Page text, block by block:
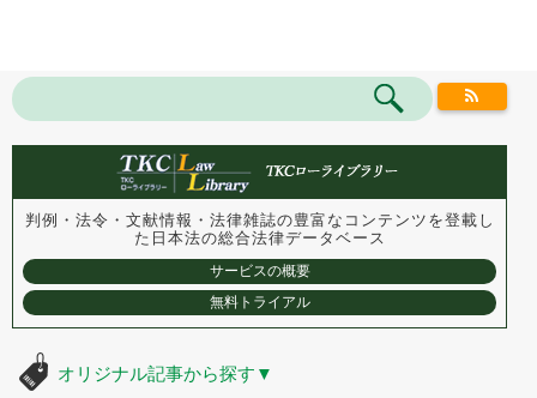
判例・法令・文献情報・法律雑誌の豊富なコンテンツを登載し
た 日本法の総合法律データベース
サービスの概要
無料トライアル
オリジナル記事から探す ▼